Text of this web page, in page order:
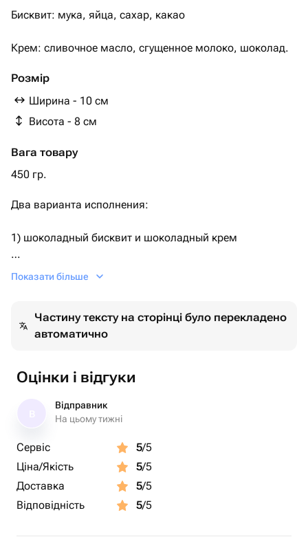
Бисквит: мука, яйца, сахар, какао
Крем: сливочное масло, сгущенное молоко, шоколад.
Розмір
Ширина - 10 см
Висота - 8 см
Вага товару
450 гр.
Два варианта исполнения:
1) шоколадный бисквит и шоколадный крем
2) ванильный бисквит, ванильный крем.
Необходимый Вариант можно указать комментарием
Дизайн также можно обговорить после оформления
Показати більше
Частину тексту на сторінці було перекладено
автоматично
Оцінки і відгуки
Відправник
На цьому тижні
Сервіс 5/5
Ціна/Якість
5/5
Доставка
5/5
Відповідність
5/5